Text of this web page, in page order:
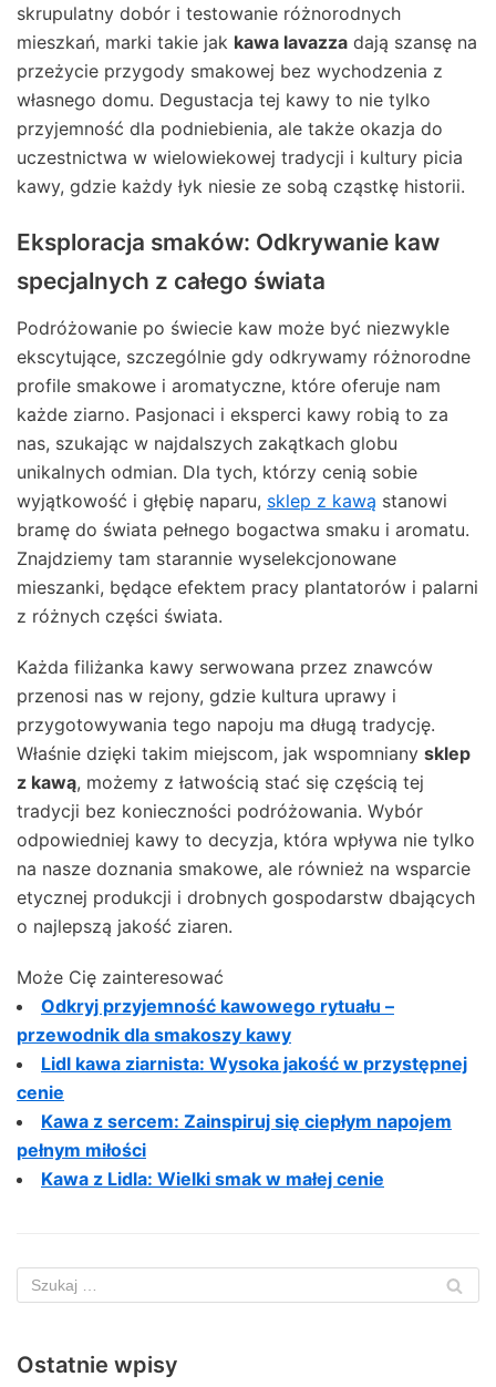
skrupulatny dobór i testowanie różnorodnych
mieszkań, marki takie jak kawa lavazza dają szansę na
przeżycie przygody smakowej bez wychodzenia z
własnego domu. Degustacja tej kawy to nie tylko
przyjemność dla podniebienia, ale także okazja do
uczestnictwa w wielowiekowej tradycji i kultury picia
kawy, gdzie każdy łyk niesie ze sobą cząstkę historii.
Eksploracja smaków: Odkrywanie kaw
specjalnych z całego świata
Podróżowanie po świecie kaw może być niezwykle
ekscytujące, szczególnie gdy odkrywamy różnorodne
profile smakowe i aromatyczne, które oferuje nam
każde ziarno. Pasjonaci i eksperci kawy robią to za
nas, szukając w najdalszych zakątkach globu
unikalnych odmian. Dla tych, którzy cenią sobie
wyjątkowość i głębię naparu, sklep z kawą stanowi
bramę do świata pełnego bogactwa smaku i aromatu.
Znajdziemy tam starannie wyselekcjonowane
mieszanki, będące efektem pracy plantatorów i palarni
z różnych części świata.
Każda filiżanka kawy serwowana przez znawców
przenosi nas w rejony, gdzie kultura uprawy i
przygotowywania tego napoju ma długą tradycję.
Właśnie dzięki takim miejscom, jak wspomniany sklep
z kawą, możemy z łatwością stać się częścią tej
tradycji bez konieczności podróżowania. Wybór
odpowiedniej kawy to decyzja, która wpływa nie tylko
na nasze doznania smakowe, ale również na wsparcie
etycznej produkcji i drobnych gospodarstw dbających
o najlepszą jakość ziaren.
Może Cię zainteresować
Odkryj przyjemność kawowego rytuału –
przewodnik dla smakoszy kawy
Lidl kawa ziarnista: Wysoka jakość w przystępnej
cenie
Kawa z sercem: Zainspiruj się ciepłym napojem
pełnym miłości
Kawa z Lidla: Wielki smak w małej cenie
Ostatnie wpisy